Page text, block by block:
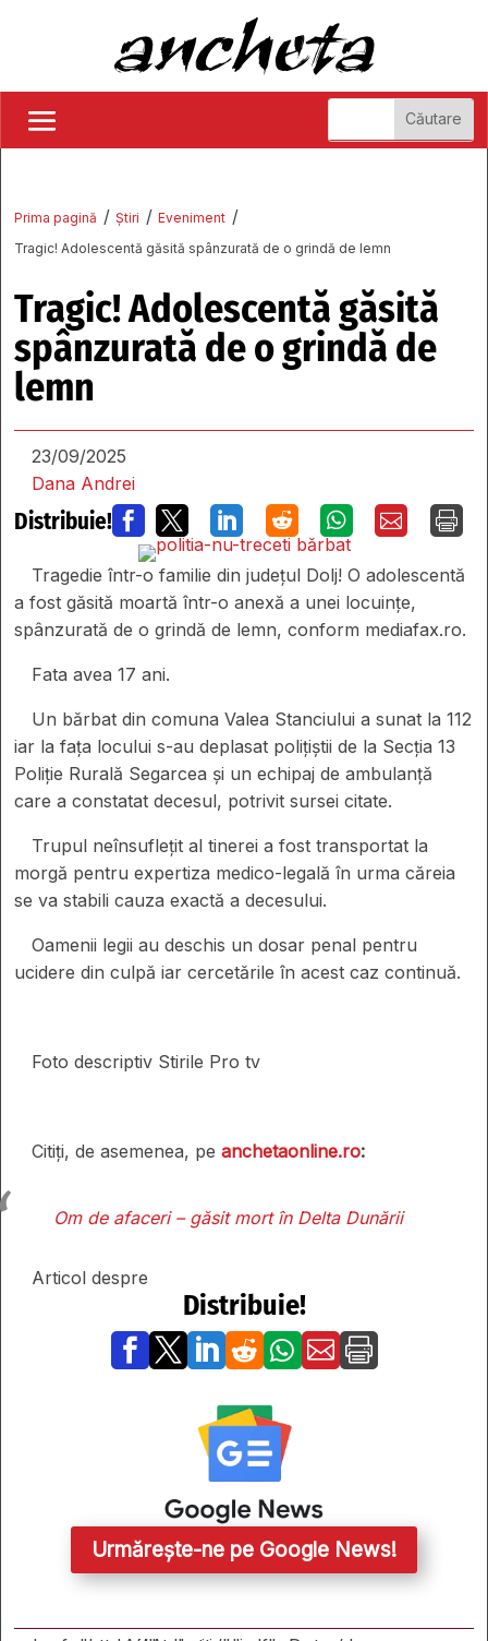
Prima pagină / Știri / Eveniment /
Tragic! Adolescentă găsită spânzurată de o grindă de lemn
Tragic! Adolescentă găsită
spânzurată de o grindă de
lemn
23/09/2025
Dana Andrei
Distribuie!       
Tragedie într-o familie din județul Dolj! O adolescentă
a fost găsită moartă într-o anexă a unei locuințe,
spânzurată de o grindă de lemn, conform mediafax.ro.
Fata avea 17 ani.
Un bărbat din comuna Valea Stanciului a sunat la 112
iar la fața locului s-au deplasat polițiștii de la Secția 13
Poliție Rurală Segarcea și un echipaj de ambulanță
care a constatat decesul, potrivit sursei citate.
Trupul neînsuflețit al tinerei a fost transportat la
morgă pentru expertiza medico-legală în urma căreia
se va stabili cauza exactă a decesului.
Oamenii legii au deschis un dosar penal pentru
ucidere din culpă iar cercetările în acest caz continuă.
Foto descriptiv Stirile Pro tv
Citiți, de asemenea, pe anchetaonline.ro:
Om de afaceri – găsit mort în Delta Dunării
Articol despre
Distribuie!
      
Urmărește-ne pe Google News!